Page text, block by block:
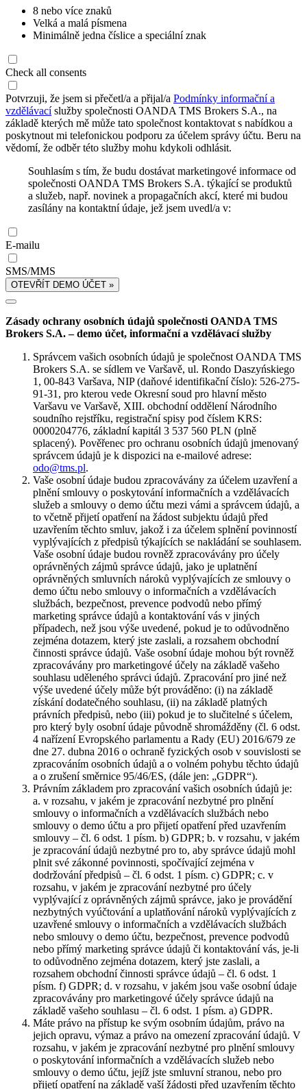
8 nebo více znaků
Velká a malá písmena
Minimálně jedna číslice a speciální znak
Check all consents
Potvrzuji, že jsem si přečetl/a a přijal/a Podmínky informační a
vzdělávacíslužby společnosti OANDA TMS Brokers S.A., na
základě kterých mě může tato společnost kontaktovat s nabídkou a
poskytnout mi telefonickou podporu za účelem správy účtu. Beru na
vědomí, že odběr této služby mohu kdykoli odhlásit.
Souhlasím s tím, že budu dostávat marketingové informace od
společnosti OANDA TMS Brokers S.A. týkající se produktů
a služeb, např. novinek a propagačních akcí, které mi budou
zasílány na kontaktní údaje, jež jsem uvedl/a v:
E-mailu
SMS/MMS
OTEVŘÍT DEMO ÚČET »
Zásady ochrany osobních údajů společnosti OANDA TMS
Brokers S.A. – demo účet, informační a vzdělávací služby
Správcem vašich osobních údajů je společnost OANDA TMS
Brokers S.A. se sídlem ve Varšavě, ul. Rondo Daszyńskiego
1, 00-843 Varšava, NIP (daňové identifikační číslo): 526-275-
91-31, pro kterou vede Okresní soud pro hlavní město
Varšavu ve Varšavě, XIII. obchodní oddělení Národního
soudního rejstříku, registrační spisy pod číslem KRS:
0000204776, základní kapitál 3 537 560 PLN (plně
splacený). Pověřenec pro ochranu osobních údajů jmenovaný
správcem údajů je k dispozici na e-mailové adrese:
odo@tms.pl.
Vaše osobní údaje budou zpracovávány za účelem uzavření a
plnění smlouvy o poskytování informačních a vzdělávacích
služeb a smlouvy o demo účtu mezi vámi a správcem údajů, a
to včetně přijetí opatření na žádost subjektu údajů před
uzavřením těchto smluv, jakož i za účelem splnění povinností
vyplývajících z předpisů týkajících se nakládání se souhlasem.
Vaše osobní údaje budou rovněž zpracovávány pro účely
oprávněných zájmů správce údajů, jako je uplatnění
oprávněných smluvních nároků vyplývajících ze smlouvy o
demo účtu nebo smlouvy o informačních a vzdělávacích
službách, bezpečnost, prevence podvodů nebo přímý
marketing správce údajů a kontaktování vás v jiných
případech, než jsou výše uvedené, pokud je to odůvodněno
zejména dotazem, který jste zaslali, a rozsahem obchodní
činnosti správce údajů. Vaše osobní údaje mohou být rovněž
zpracovávány pro marketingové účely na základě vašeho
souhlasu uděleného správci údajů. Zpracování pro jiné než
výše uvedené účely může být prováděno: (i) na základě
získání dodatečného souhlasu, (ii) na základě platných
právních předpisů, nebo (iii) pokud je to slučitelné s účelem,
pro který byly osobní údaje původně shromážděny (čl. 6 odst.
4 nařízení Evropského parlamentu a Rady (EU) 2016/679 ze
dne 27. dubna 2016 o ochraně fyzických osob v souvislosti se
zpracováním osobních údajů a o volném pohybu těchto údajů
a o zrušení směrnice 95/46/ES, (dále jen: „GDPR“).
Právním základem pro zpracování vašich osobních údajů je:
a. v rozsahu, v jakém je zpracování nezbytné pro plnění
smlouvy o informačních a vzdělávacích službách nebo
smlouvy o demo účtu a pro přijetí opatření před uzavřením
smlouvy – čl. 6 odst. 1 písm. b) GDPR; b. v rozsahu, v jakém
je zpracování údajů nezbytné pro to, aby správce údajů mohl
plnit své zákonné povinnosti, spočívající zejména v
dodržování předpisů – čl. 6 odst. 1 písm. c) GDPR; c. v
rozsahu, v jakém je zpracování nezbytné pro účely
vyplývající z oprávněných zájmů správce, jako je provádění
nezbytných vyúčtování a uplatňování nároků vyplývajících z
uzavřené smlouvy o informačních a vzdělávacích službách
nebo smlouvy o demo účtu, bezpečnost, prevence podvodů
nebo přímý marketing správce údajů či kontaktování vás, je-li
to odůvodněno zejména dotazem, který jste zaslali, a
rozsahem obchodní činnosti správce údajů – čl. 6 odst. 1
písm. f) GDPR; d. v rozsahu, v jakém jsou vaše osobní údaje
zpracovávány pro marketingové účely správce údajů na
základě vašeho souhlasu – čl. 6 odst. 1 písm. a) GDPR.
Máte právo na přístup ke svým osobním údajům, právo na
jejich opravu, výmaz a právo na omezení zpracování údajů. V
rozsahu, v jakém je zpracování nezbytné pro plnění smlouvy
o poskytování informačních a vzdělávacích služeb nebo
smlouvy o demo účtu, jejíž jste smluvní stranou, nebo pro
přijetí opatření na základě vaší žádosti před uzavřením těchto